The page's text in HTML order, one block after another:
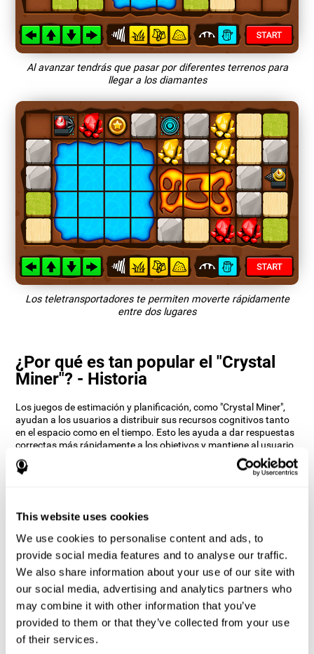
This website uses cookies
We use cookies to personalise content and ads, to
provide social media features and to analyse our traffic.
We also share information about your use of our site with
our social media, advertising and analytics partners who
may combine it with other information that you’ve
provided to them or that they’ve collected from your use
of their services.
Al avanzar tendrás que pasar por diferentes terrenos para
llegar a los diamantes
Los teletransportadores te permiten moverte rápidamente
entre dos lugares
¿Por qué es tan popular el "Crystal
Miner"? - Historia
Los juegos de estimación y planificación, como "Crystal Miner",
ayudan a los usuarios a distribuir sus recursos cognitivos tanto
en el espacio como en el tiempo. Esto les ayuda a dar respuestas
correctas más rápidamente a los objetivos y mantiene al usuario
entretenido mientras trabaja sus diferentes habilidades
cognitivas.
“Crystal Miner” mis habilidades
cognitivas?
Jugar a "Crystal Miner" estimula un patrón de activación neural
específico. Repetir y entrenar de manera consistente este patrón,
puede ayudar a crear nuevas sinapsis, y a que los circuitos
neuronales se reorganicen y recuperen funciones cognitivas
debilitadas o dañadas.
El juego del "Crystal Miner" ayuda a ejercitar la estimación, la
planificación y la percepción espacial. Estimular de manera